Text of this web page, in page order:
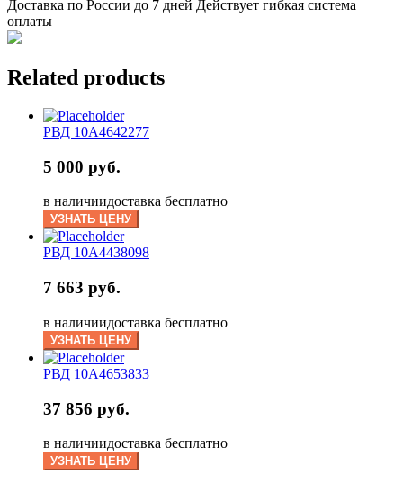
Доставка по России до 7 дней Действует гибкая система
оплаты
Related products
РВД 10A4642277
5 000 руб.
в наличиидоставка бесплатно
УЗНАТЬ ЦЕНУ
РВД 10A4438098
7 663 руб.
в наличиидоставка бесплатно
УЗНАТЬ ЦЕНУ
РВД 10A4653833
37 856 руб.
в наличиидоставка бесплатно
УЗНАТЬ ЦЕНУ